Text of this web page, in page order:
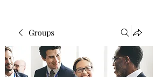
Groups